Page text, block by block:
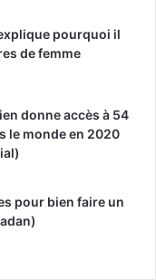
pourquoi il
de femme
donne accès à 54
le monde en 2020
pour bien faire un